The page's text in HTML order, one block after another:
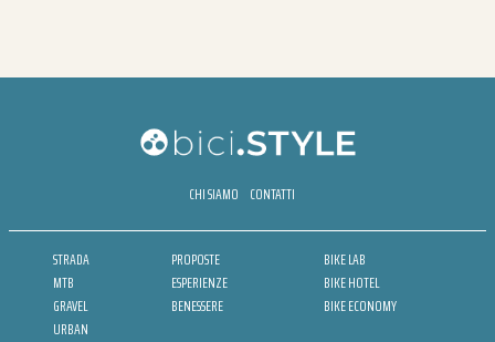
CHI SIAMO CONTATTI
STRADA
MTB
GRAVEL
URBAN
PROPOSTE
ESPERIENZE
BENESSERE
BIKE LAB
BIKE HOTEL
BIKE ECONOMY